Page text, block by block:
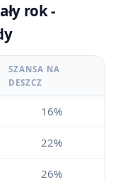
rok -
SZANSA NA
DESZCZ
16%
22%
26%